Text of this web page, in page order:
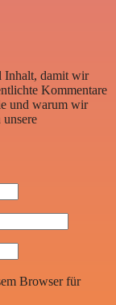
Inhalt, damit wir
Kommentare
und warum wir
Browser für